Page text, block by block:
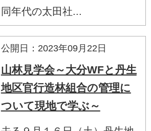
同年代の太田社...
公開日：2023年09月22日
山林見学会～大分WFと丹生
地区官行造林組合の管理に
ついて現地で学ぶ～